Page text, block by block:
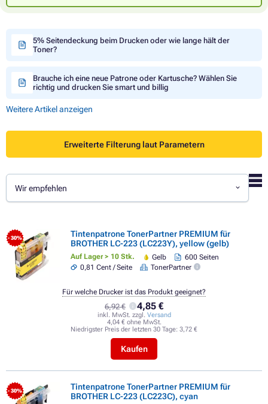
5% Seitendeckung beim Drucken oder wie lange hält der
Toner?
Brauche ich eine neue Patrone oder Kartusche? Wählen Sie
richtig und drucken Sie smart und billig
Weitere Artikel anzeigen
Erweiterte Filterung laut Parametern
Wir empfehlen
- 30%
Tintenpatrone TonerPartner PREMIUM für
BROTHER LC-223 (LC223Y), yellow (gelb)
Auf Lager > 10 Stk. Gelb
600 Seiten
0,81 Cent / Seite
TonerPartner
6,92 € 4,85 €
inkl. MwSt. zzgl. Versand
4,04 € ohne MwSt.
Niedrigster Preis der letzten 30 Tage: 3,72 €
Kaufen
Für welche Drucker ist das Produkt geeignet?
- 30%
Tintenpatrone TonerPartner PREMIUM für
BROTHER LC-223 (LC223C), cyan